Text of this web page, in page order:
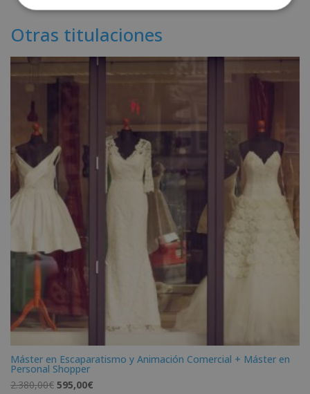
Otras titulaciones
Máster en Escaparatismo y Animación Comercial + Máster en
Personal Shopper
2.380,00€ El
595,00€